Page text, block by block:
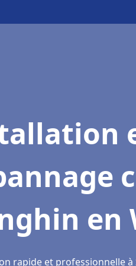
en
rapide et professionnelle à